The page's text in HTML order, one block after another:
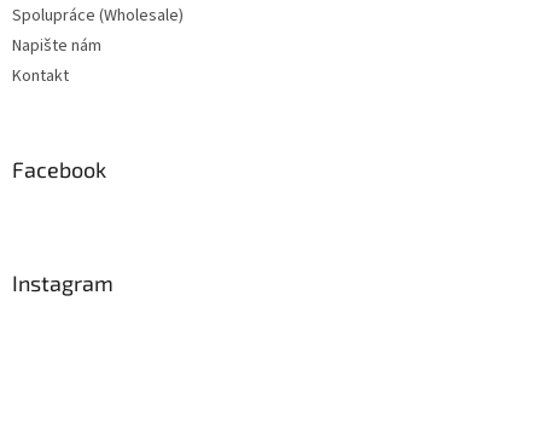
Spolupráce (Wholesale)
Napište nám
Kontakt
Facebook
Instagram